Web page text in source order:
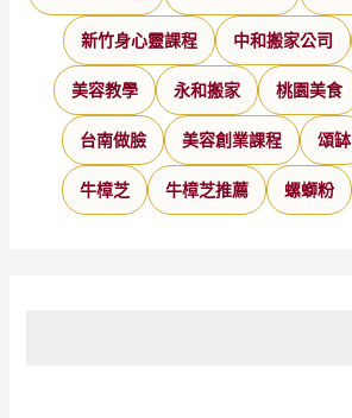
新竹身心靈課程 中和搬家公司
美容教學 永和搬家 桃園美食
台南做臉 美容創業課程 頌缽
牛樟芝 牛樟芝推薦 螺螄粉